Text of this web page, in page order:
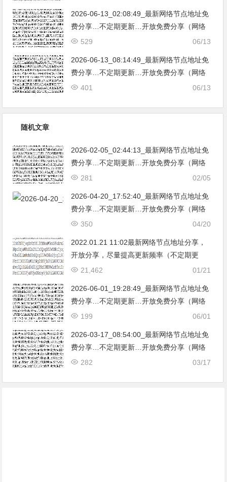
2026-06-13_02:08:49_最新网络节点地址免
费分享…不定期更新…开放免费分享（网络
免费节点香港|日本|韩国|新加坡|台湾|马来西
06/13
529
2026-06-13_08:14:49_最新网络节点地址免
费分享…不定期更新…开放免费分享（网络
免费节点香港|日本|韩国|新加坡|台湾|马来西
06/13
401
随机文章
2026-02-05_02:44:13_最新网络节点地址免
费分享…不定期更新…开放免费分享（网络
免费节点香港|日本|韩国|新加坡|台湾|马来西
02/05
281
2026-04-20_17:52:40_最新网络节点地址免
费分享…不定期更新…开放免费分享（网络
免费节点香港|日本|韩国|新加坡|台湾|马来西
04/20
350
2022.01.21 11:02最新网络节点地址分享，
开放分享，尽量提高更新频率（不定期更
新）。
01/21
21,462
2026-06-01_19:28:49_最新网络节点地址免
费分享…不定期更新…开放免费分享（网络
免费节点香港|日本|韩国|新加坡|台湾|马来西
06/01
199
2026-03-17_08:54:00_最新网络节点地址免
费分享…不定期更新…开放免费分享（网络
免费节点香港|日本|韩国|新加坡|台湾|马来西
03/17
282